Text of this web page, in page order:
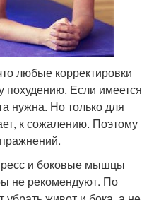
любые корректировки
похудению. Если имеется
нужна. Но только для
к сожалению. Поэтому
и боковые мышцы
не рекомендуют. По